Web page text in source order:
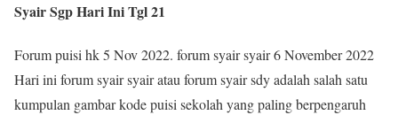
Syair Sgp Hari Ini Tgl 21
Forum puisi hk 5 Nov 2022. forum syair syair 6 November 2022
Hari ini forum syair syair atau forum syair sdy adalah salah satu
kumpulan gambar kode puisi sekolah yang paling berpengaruh